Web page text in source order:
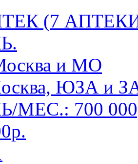
(7
и МО
ЮЗА и
МЕС.: 700